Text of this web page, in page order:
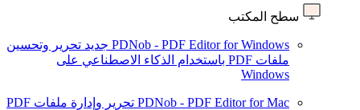
سطح المكتب
PDNob - PDF Editor for Windows جديد تحرير وتحسين
ملفات PDF باستخدام الذكاء الاصطناعي على
Windows
PDNob - PDF Editor for Mac
تحرير وإدارة ملفات PDF